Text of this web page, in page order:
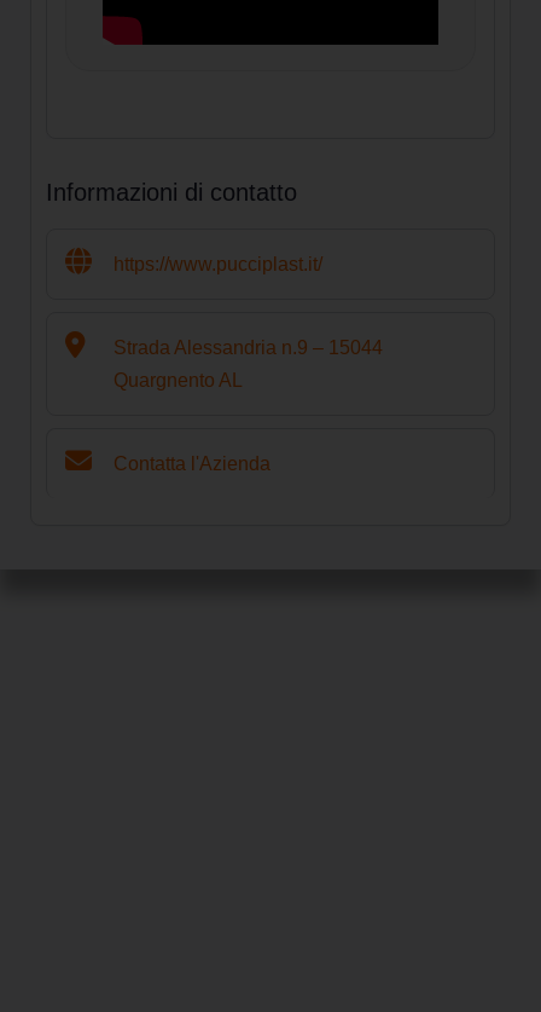
Informazioni di contatto
https://www.pucciplast.it/
Strada Alessandria n.9 – 15044
Quargnento AL
Contatta l'Azienda